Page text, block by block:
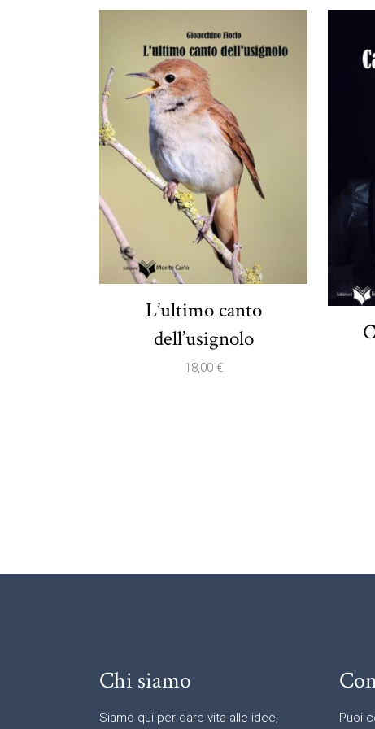
L’ultimo canto
dell’usignolo
18,00 €
Chi siamo
Siamo qui per dare vita alle idee, Puoi